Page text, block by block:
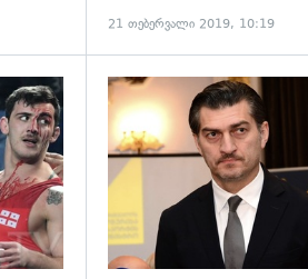
21 თებერვალი 2019, 10:19
გადახედვა